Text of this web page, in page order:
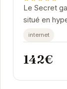
Le Secret
situé en
espace
parfait...
internet
142€